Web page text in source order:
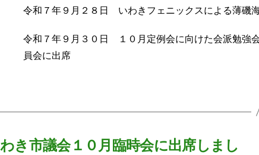
令和７年９月２８日 いわきフェニックスによる薄磯
令和７年９月３０日 １０月定例会に向けた会派勉強
員会に出席
き市議会１０月臨時会に出席しまし